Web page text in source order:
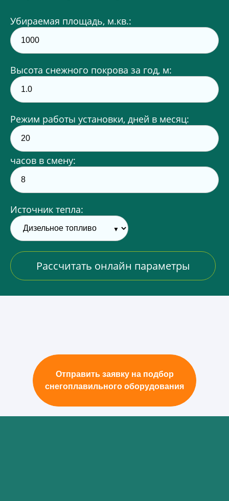
Убираемая площадь, м.кв.:
Высота снежного покрова за год, м:
Режим работы установки, дней в месяц:
часов в смену:
Источник тепла:
Рассчитать онлайн параметры
Отправить заявку на подбор
снегоплавильного оборудования